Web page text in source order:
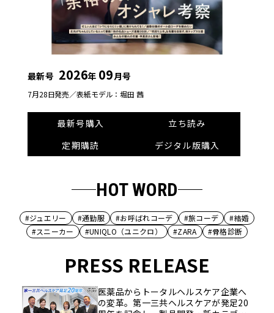
最新号 2026年 09月号
7月28日発売／表紙モデル：堀田 茜
最新号購入
立ち読み
定期購読
デジタル版購入
HOT WORD
#ジュエリー #通勤服 #お呼ばれコーデ #旅コーデ
#結婚
#スニーカー
#UNIQLO（ユニクロ） #ZARA #骨格診断
PRESS RELEASE
医薬品からトータルヘルスケア企業へ
の変革。第一三共ヘルスケアが発足20